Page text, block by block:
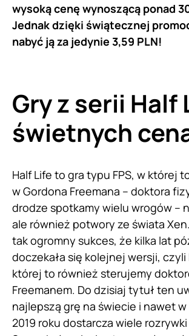
wysoką cenę wynoszącą ponad
Jednak dzięki świątecznej
nabyć ją za jedynie 3,59 PLN!
Gry z serii Half
świetnych
Half Life to gra typu FPS, w której
w Gordona Freemana – doktora
drodze spotkamy wielu wrogów –
ale również potwory ze świata
tak ogromny sukces, że kilka lat
doczekała się kolejnej wersji, czyli
której to również sterujemy
Freemanem. Do dzisiaj tytuł ten
najlepszą grę na świecie i nawet
2019 roku dostarcza wiele rozrywki